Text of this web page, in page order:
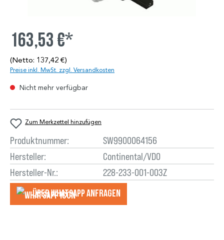
163,53 €*
(Netto: 137,42 €)
Preise inkl. MwSt. zzgl. Versandkosten
Nicht mehr verfügbar
Zum Merkzettel hinzufügen
Produktnummer:
SW9900064156
Hersteller:
Continental/VDO
Hersteller-Nr.:
228-233-001-003Z
Über WhatsApp anfragеn